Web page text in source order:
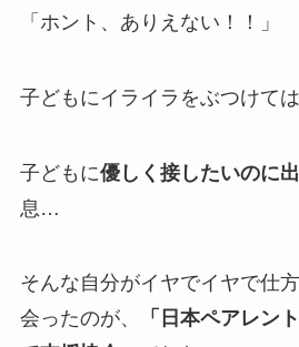
「ホント、ありえない！！」
子どもにイライラをぶつけては
子どもに優しく接したいのに
息…
そんな自分がイヤでイヤで仕
会ったのが、
「日本ペアレン